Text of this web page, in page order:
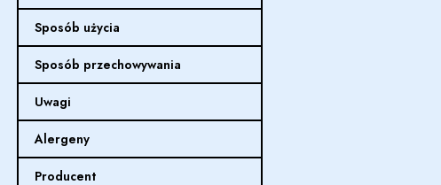
Sposób użycia
Sposób przechowywania
Uwagi
Alergeny
Producent